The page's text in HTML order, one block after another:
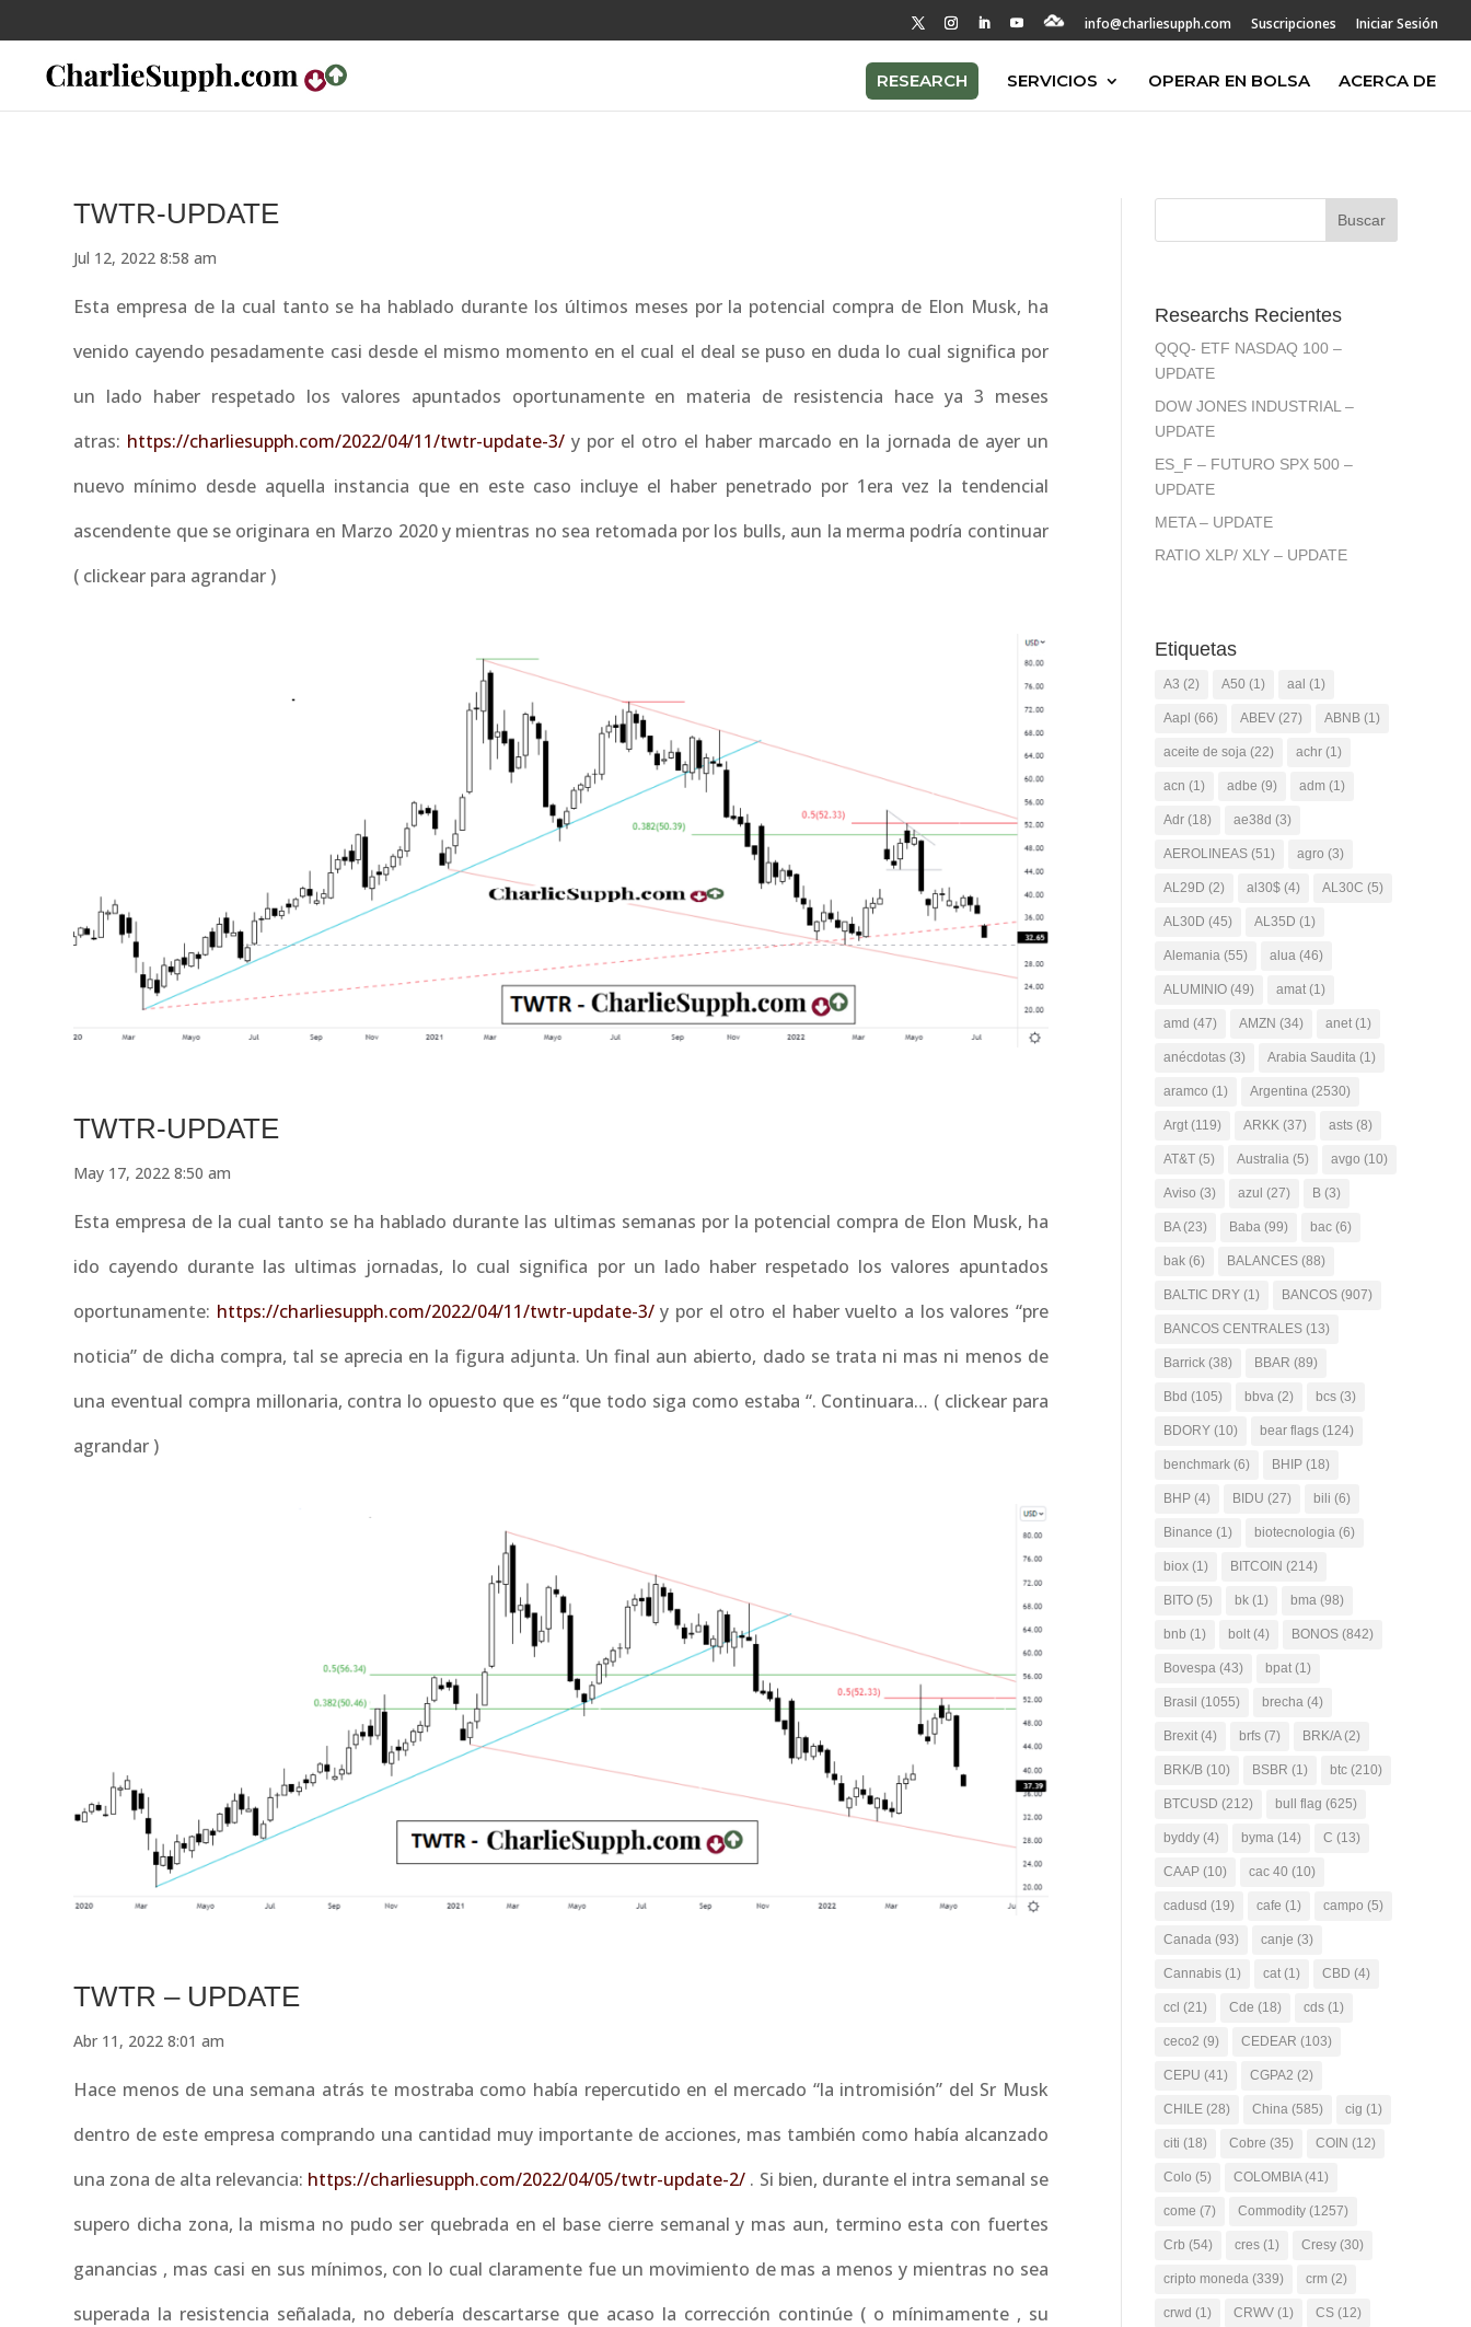
info@charliesupph.com Suscripciones Iniciar Sesión
RESEARCH SERVICIOS OPERAR EN BOLSA ACERCA DE
TWTR-UPDATE
Jul 12, 2022 8:58 am
Esta empresa de la cual tanto se ha hablado durante los últimos meses por la potencial compra de Elon Musk, ha
venido cayendo pesadamente casi desde el mismo momento en el cual el deal se puso en duda lo cual significa por
un lado haber respetado los valores apuntados oportunamente en materia de resistencia hace ya 3 meses
atras: https://charliesupph.com/2022/04/11/twtr-update-3/ y por el otro el haber marcado en la jornada de ayer un
nuevo mínimo desde aquella instancia que en este caso incluye el haber penetrado por 1era vez la tendencial
ascendente que se originara en Marzo 2020 y mientras no sea retomada por los bulls, aun la merma podría continuar
( clickear para agrandar )
TWTR-UPDATE
May 17, 2022 8:50 am
Esta empresa de la cual tanto se ha hablado durante las ultimas semanas por la potencial compra de Elon Musk, ha
ido cayendo durante las ultimas jornadas, lo cual significa por un lado haber respetado los valores apuntados
oportunamente: https://charliesupph.com/2022/04/11/twtr-update-3/y por el otro el haber vuelto a los valores “pre
noticia” de dicha compra, tal se aprecia en la figura adjunta. Un final aun abierto, dado se trata ni mas ni menos de
una eventual compra millonaria, contra lo opuesto que es “que todo siga como estaba “. Continuara… ( clickear para
agrandar )
TWTR – UPDATE
Abr 11, 2022 8:01 am
Hace menos de una semana atrás te mostraba como había repercutido en el mercado “la intromisión” del Sr Musk
dentro de este empresa comprando una cantidad muy importante de acciones, mas también como había alcanzado
una zona de alta relevancia: https://charliesupph.com/2022/04/05/twtr-update-2/ . Si bien, durante el intra semanal se
supero dicha zona, la misma no pudo ser quebrada en el base cierre semanal y mas aun, termino esta con fuertes
ganancias , mas casi en sus mínimos, con lo cual claramente fue un movimiento de mas a menos y mientras no sea
superada la resistencia señalada, no debería descartarse que acaso la corrección continúe ( o mínimamente , su
Researchs Recientes
QQQ- ETF NASDAQ 100 –
UPDATE
DOW JONES INDUSTRIAL –
UPDATE
ES_F – FUTURO SPX 500 –
UPDATE
META – UPDATE
RATIO XLP/ XLY – UPDATE
Etiquetas
A3 (2) A50 (1) aal (1)
Aapl (66) ABEV (27) ABNB (1)
aceite de soja (22) achr (1)
acn (1) adbe (9) adm (1)
Adr (18) ae38d (3)
AEROLINEAS (51) agro (3)
AL29D (2) al30$ (4) AL30C (5)
AL30D (45) AL35D (1)
Alemania (55) alua (46)
ALUMINIO (49) amat (1)
amd (47) AMZN (34) anet (1)
anécdotas (3) Arabia Saudita (1)
aramco (1) Argentina (2530)
Argt (119) ARKK (37) asts (8)
AT&T (5) Australia (5) avgo (10)
Aviso (3) azul (27) B (3)
BA(23) Baba (99) bac (6)
bak (6) BALANCES (88)
BALTIC DRY (1) BANCOS (907)
BANCOS CENTRALES (13)
Barrick (38) BBAR (89)
Bbd (105) bbva (2) bcs (3)
BDORY (10) bear flags (124)
benchmark (6) BHIP (18)
BHP (4) BIDU (27) bili (6)
Binance (1) biotecnologia (6)
biox (1) BITCOIN (214)
BITO (5) bk (1) bma (98)
bnb (1) bolt (4) BONOS (842)
Bovespa (43) bpat (1)
Brasil (1055) brecha (4)
Brexit (4) brfs (7) BRK/A(2)
BRK/B (10) BSBR (1) btc (210)
BTCUSD (212) bull flag (625)
byddy (4) byma (14) C (13)
CAAP (10) cac 40 (10)
cadusd (19) cafe (1) campo (5)
Canada (93) canje (3)
Cannabis (1) cat (1) CBD (4)
ccl (21) Cde (18) cds (1)
ceco2 (9) CEDEAR (103)
CEPU (41) CGPA2 (2)
CHILE (28) China (585) cig (1)
citi (18) Cobre (35) COIN (12)
Colo (5) COLOMBIA(41)
come (7) Commodity (1257)
Crb (54) cres (1) Cresy (30)
cripto moneda (339) crm (2)
crwd (1) CRWV (1) CS (12)